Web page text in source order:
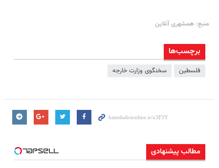
منبع: همشهری آنلاین
برچسب‌ها
فلسطین سخنگوی وزارت خارجه
مطالب پیشنهادی